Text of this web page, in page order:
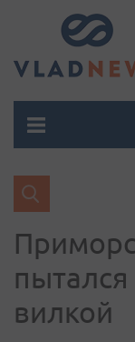
пытался
вилкой